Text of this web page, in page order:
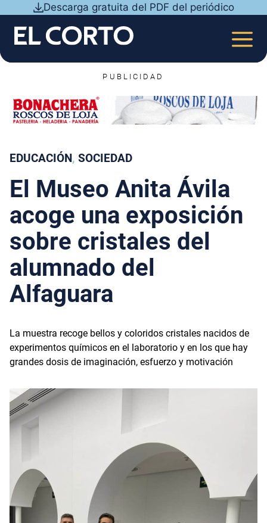
contenido
Descarga gratuita del PDF del periódico
PUBLICIDAD
EDUCACIÓN, SOCIEDAD
El Museo Anita Ávila
acoge una exposición
sobre cristales del
alumnado del
Alfaguara
La muestra recoge bellos y coloridos cristales nacidos de
experimentos químicos en el laboratorio y en los que hay
grandes dosis de imaginación, esfuerzo y motivación